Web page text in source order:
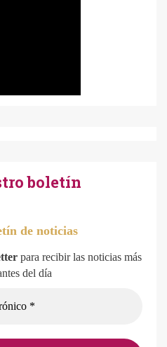
boletín
de noticias
para recibir las noticias más
del día